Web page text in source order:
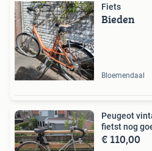
Fiets
Bieden
Bloemendaal
Peugeot
fietst nog
€ 110,00